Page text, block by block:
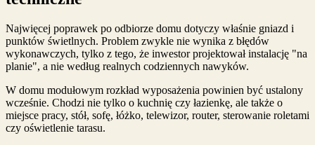
Najwięcej poprawek po odbiorze domu dotyczy właśnie gniazd i
punktów świetlnych. Problem zwykle nie wynika z błędów
wykonawczych, tylko z tego, że inwestor projektował instalację "na
planie", a nie według realnych codziennych nawyków.
W domu modułowym rozkład wyposażenia powinien być ustalony
wcześnie. Chodzi nie tylko o kuchnię czy łazienkę, ale także o
miejsce pracy, stół, sofę, łóżko, telewizor, router, sterowanie roletami
czy oświetlenie tarasu.